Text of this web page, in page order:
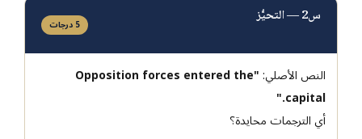
س2 — التحيُّز 5 درجات
النص الأصلي: "Opposition forces entered the
capital."
أي الترجمات محايدة؟